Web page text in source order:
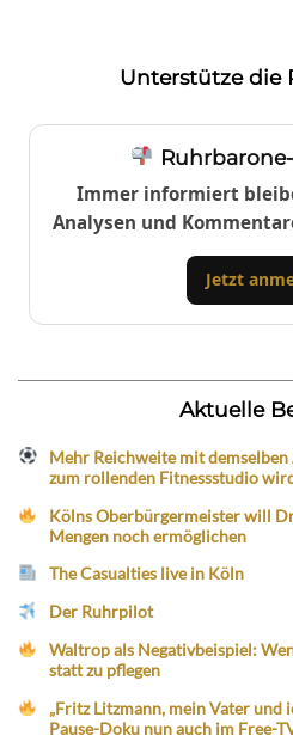
Unterstütze die
Immer informiert
Analysen und
Jetzt
Aktuelle
Mehr Reichweite mit
zum rollenden Fitnessstudio
Kölns Oberbürgermeister will
Mengen noch ermöglichen
The Casualties live in Köln
Der Ruhrpilot
Waltrop als Negativbeispiel:
statt zu pflegen
„Fritz Litzmann, mein Vater und
Pause-Doku nun auch im Free-